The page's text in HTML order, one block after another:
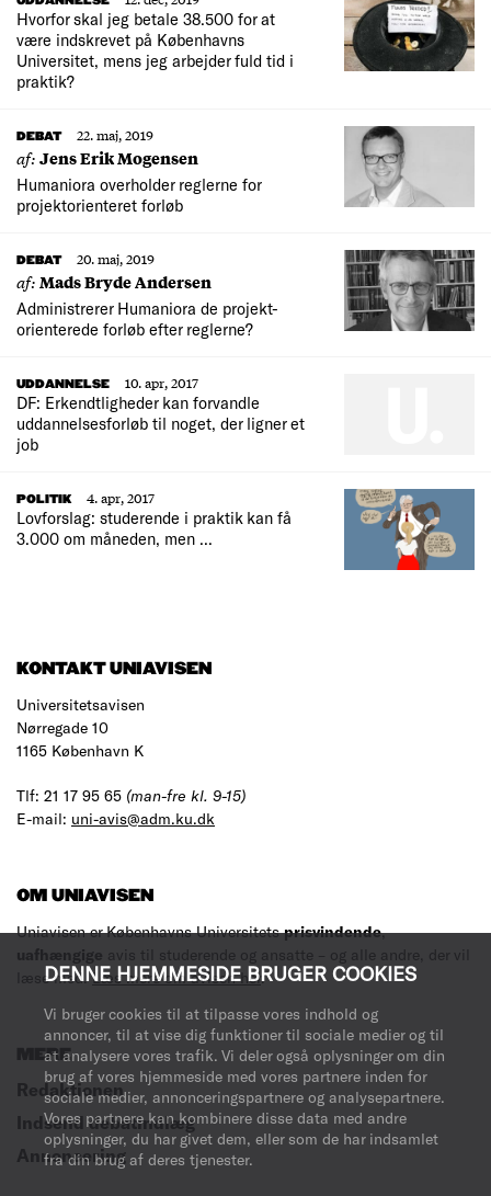
DENNE HJEMMESIDE BRUGER COOKIES
Vi bruger cookies til at tilpasse vores indhold og
annoncer, til at vise dig funktioner til sociale medier og til
at analysere vores trafik. Vi deler også oplysninger om din
brug af vores hjemmeside med vores partnere inden for
sociale medier, annonceringspartnere og analysepartnere.
Vores partnere kan kombinere disse data med andre
oplysninger, du har givet dem, eller som de har indsamlet
fra din brug af deres tjenester.
Hvorfor skal jeg betale 38.500 for at
være indskrevet på Københavns
Universitet, mens jeg arbejder fuld tid i
praktik?
DEBAT 22. maj, 2019
af:Jens Erik Mogensen
Humaniora overholder reglerne for
projektorienteret forløb
DEBAT 20. maj, 2019
af:Mads Bryde Andersen
Administrerer Humaniora de projekt-
orienterede forløb efter reglerne?
UDDANNELSE
10. apr, 2017
DF: Erkendtligheder kan forvandle
uddannelsesforløb til noget, der ligner et
job
POLITIK
4. apr, 2017
Lovforslag: studerende i praktik kan få
3.000 om måneden, men ...
KONTAKT UNIAVISEN
Universitetsavisen
Nørregade 10
1165 København K
Tlf: 21 17 95 65 (man-fre kl. 9-15)
E-mail: uni-avis@adm.ku.dk
OM UNIAVISEN
Uniavisen er Københavns Universitetsprisvindende,
uafhængige avis til studerende og ansatte – og alle andre, der vil
læse med.Læs mere om avisen her.
MERE
Redaktionen
Indsend debatindlæg
Annoncering